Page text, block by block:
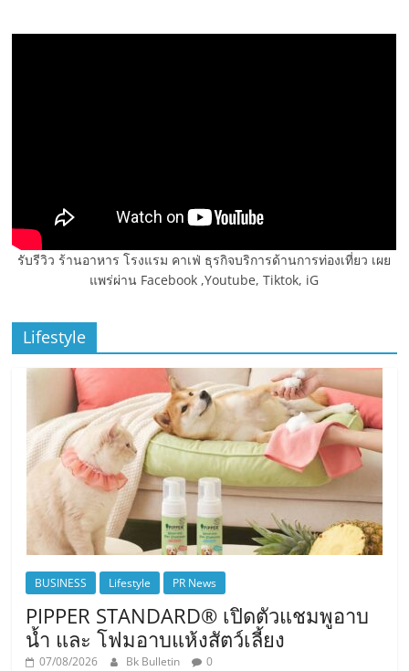
รับรีวิว ร้านอาหาร โรงแรม คาเฟ่ ธุรกิจบริการด้านการท่องเที่ยว เผย
แพร่ผ่าน Facebook ,Youtube, Tiktok, iG
Lifestyle
BUSINESS Lifestyle PR News
PIPPER STANDARD® เปิดตัวแชมพูอาบ
น้ำ และ โฟมอาบแห้งสัตว์เลี้ยง
07/08/2026 Bk Bulletin 0